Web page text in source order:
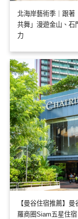
北海岸藝術季｜跟著
共舞」漫遊金山、石
力
【曼谷住宿推薦】
羅商圈Siam五星住